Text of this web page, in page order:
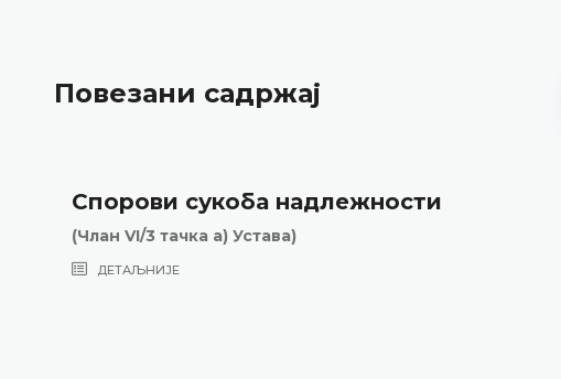
Повезани садржај
Спорови сукоба надлежности
(Члан VI/3 тачка а) Устава)
ДЕТАЉНИЈЕ